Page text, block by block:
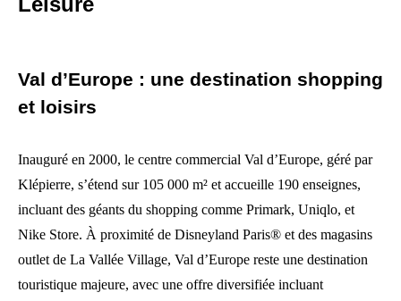
Val d’Europe : une destination shopping
et loisirs
Inauguré en 2000, le centre commercial Val d’Europe, géré par
Klépierre, s’étend sur 105 000 m² et accueille 190 enseignes,
incluant des géants du shopping comme Primark, Uniqlo, et
Nike Store. À proximité de Disneyland Paris® et des magasins
outlet de La Vallée Village, Val d’Europe reste une destination
touristique majeure, avec une offre diversifiée incluant